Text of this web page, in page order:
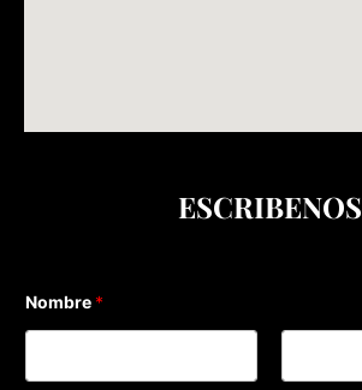
ESCRIBENOS
Nombre *